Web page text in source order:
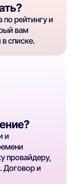
рейтингу и
вам
списке.
и
провайдеру,
Договор и